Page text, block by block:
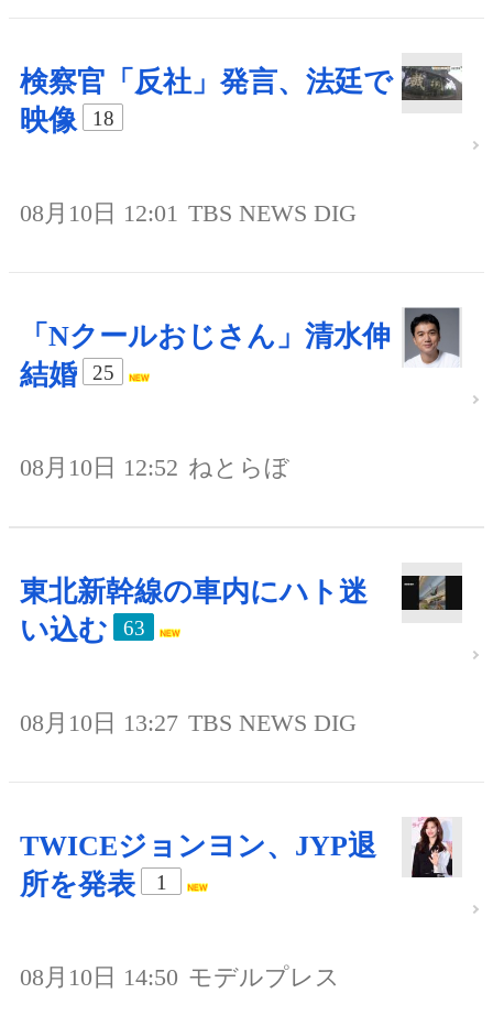
検察官「反社」発言、法廷で
映像
18
08月10日 12:01 TBS NEWS DIG
「Nクールおじさん」清水伸
結婚
25
08月10日 12:52 ねとらぼ
東北新幹線の車内にハト迷
い込む
63
08月10日 13:27 TBS NEWS DIG
TWICEジョンヨン、JYP退
所を発表
1
08月10日 14:50 モデルプレス